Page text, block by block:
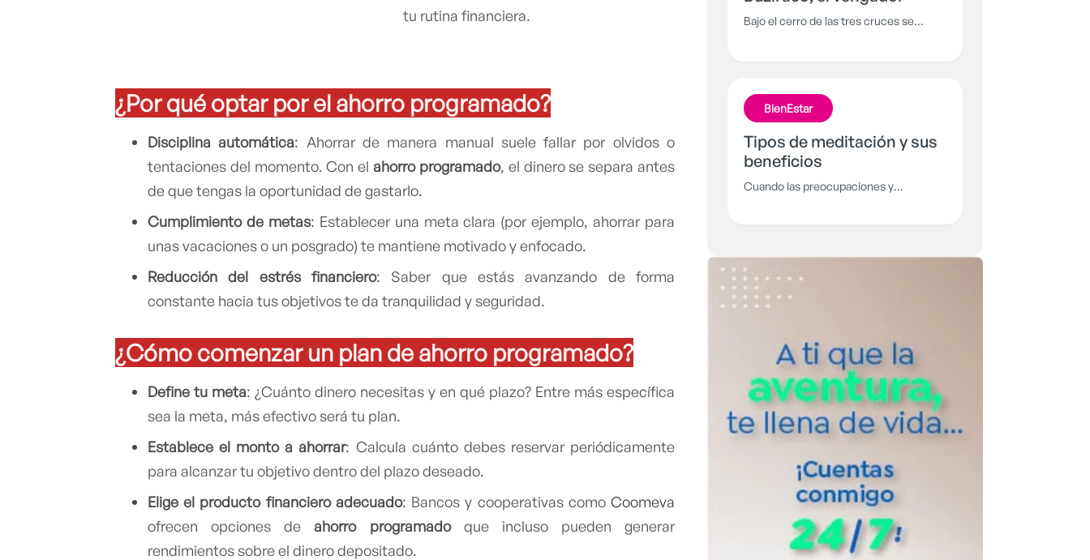
tu rutina financiera.
¿Por qué optar por el ahorro programado?
Disciplina automática: Ahorrar de manera manual suele fallar por olvidos o
tentaciones del momento. Con elahorro programado, el dinero se separa antes
de que tengas la oportunidad de gastarlo.
Cumplimiento de metas: Establecer una meta clara (por ejemplo, ahorrar para
unas vacaciones o un posgrado) te mantiene motivado y enfocado.
Reducción del estrés financiero: Saber que estás avanzando de forma
constante hacia tus objetivos te da tranquilidad y seguridad.
¿Cómo comenzar un plan de ahorro programado?
Define tu meta: ¿Cuánto dinero necesitas y en qué plazo? Entre más específica
sea la meta, más efectivo será tu plan.
Establece el monto a ahorrar: Calcula cuánto debes reservar periódicamente
para alcanzar tu objetivo dentro del plazo deseado.
Elige el producto financiero adecuado: Bancos y cooperativas comoCoomeva
ofrecen opciones deahorro programadoque incluso pueden generar
rendimientos sobre el dinero depositado.
Bajo el cerro de las tres cruces se
que está decidido a atormentar a los
habitantes de Cali y no se dejará sacar
BienEstar
Tipos de meditación y sus
beneficios
Cuando las preocupaciones y
adapta mejor a ti.